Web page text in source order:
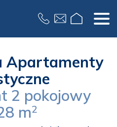
Apartamenty
2 pokojowy
m2